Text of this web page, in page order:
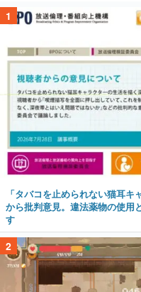
1
「タバコを止められない猫耳
から批判意見。違法薬物の使用
す
2